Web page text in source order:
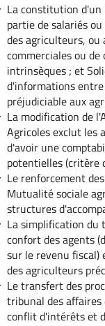
La constitution d'un
partie de salariés
des agriculteurs,
commerciales ou
intrinsèques ; et
d'informations
préjudiciable aux
La modification de
Agricoles exclut les
d'avoir une
potentielles (critère
Le renforcement
Mutualité sociale
structures
La simplification du
confort des agents
sur le revenu fiscal)
des agriculteurs
Le transfert des
tribunal des affaires
conflit d'intérêts et